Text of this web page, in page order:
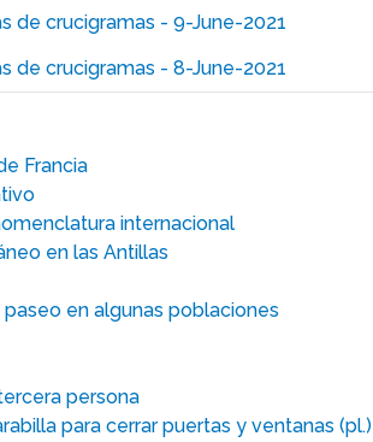
de crucigramas - 9-June-2021
de crucigramas - 8-June-2021
Francia
internacional
en las Antillas
en algunas poblaciones
persona
para cerrar puertas y ventanas (pl.)